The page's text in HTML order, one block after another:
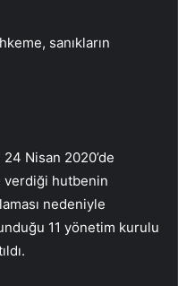
sanıkların
24 Nisan 2020’de
verdiği hutbenin
nedeniyle
11 yönetim kurulu